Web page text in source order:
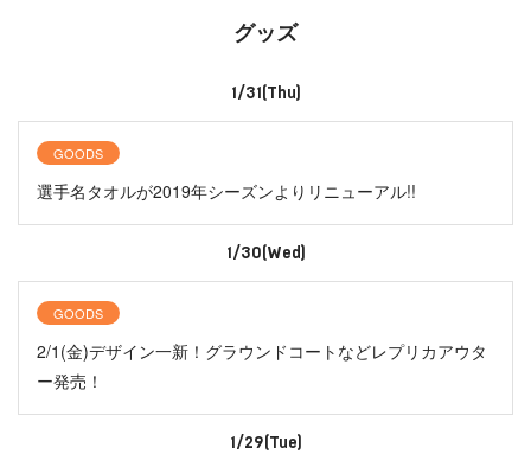
グッズ
1/31(Thu)
GOODS
選手名タオルが2019年シーズンよりリニューアル!!
1/30(Wed)
GOODS
2/1(金)デザイン一新！グラウンドコートなどレプリカアウタ
ー発売！
1/29(Tue)